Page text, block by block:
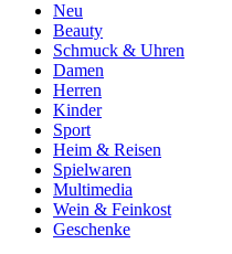
Neu
Beauty
Schmuck & Uhren
Damen
Herren
Kinder
Sport
Heim & Reisen
Spielwaren
Multimedia
Wein & Feinkost
Geschenke